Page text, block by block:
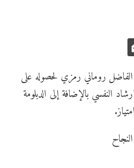
الفاضل روماني رمزي لحصوله على
النفسي بالإضافة إلى الدبلومة